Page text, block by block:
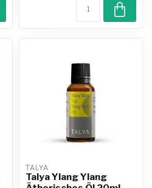
TALYA
Talya Ylang Ylang